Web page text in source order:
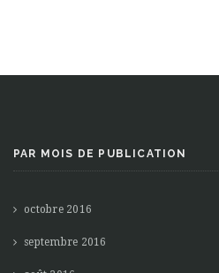
PAR MOIS DE PUBLICATION
octobre 2016
septembre 2016